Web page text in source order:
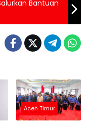
Bantuan
Aceh Timur